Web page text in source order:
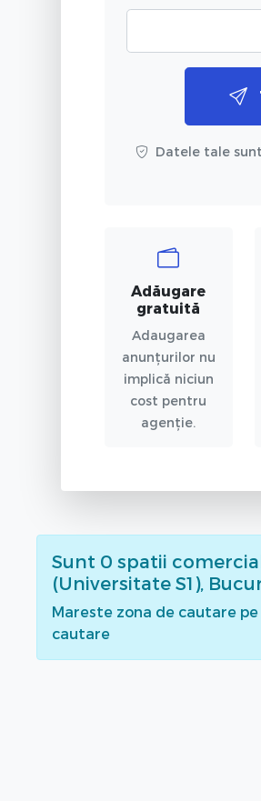
Datele tale
Adăugare
gratuită
Adaugarea
anunțurilor nu
implică niciun
cost pentru
agenție.
Sunt 0 spatii
(Universitate S1),
Mareste zona de cautare
cautare